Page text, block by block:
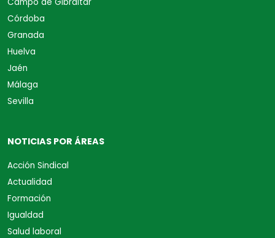
Córdoba
Granada
Huelva
Jaén
Málaga
Sevilla
NOTICIAS POR ÁREAS
Acción Sindical
Actualidad
Formación
Igualdad
Salud laboral